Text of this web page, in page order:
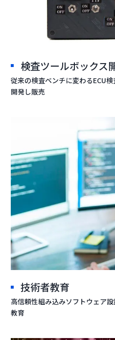
検査ツールボックス
従来の検査ベンチに変わるECU検
開発し販売
技術者教育
高信頼性組み込みソフトウェア
教育